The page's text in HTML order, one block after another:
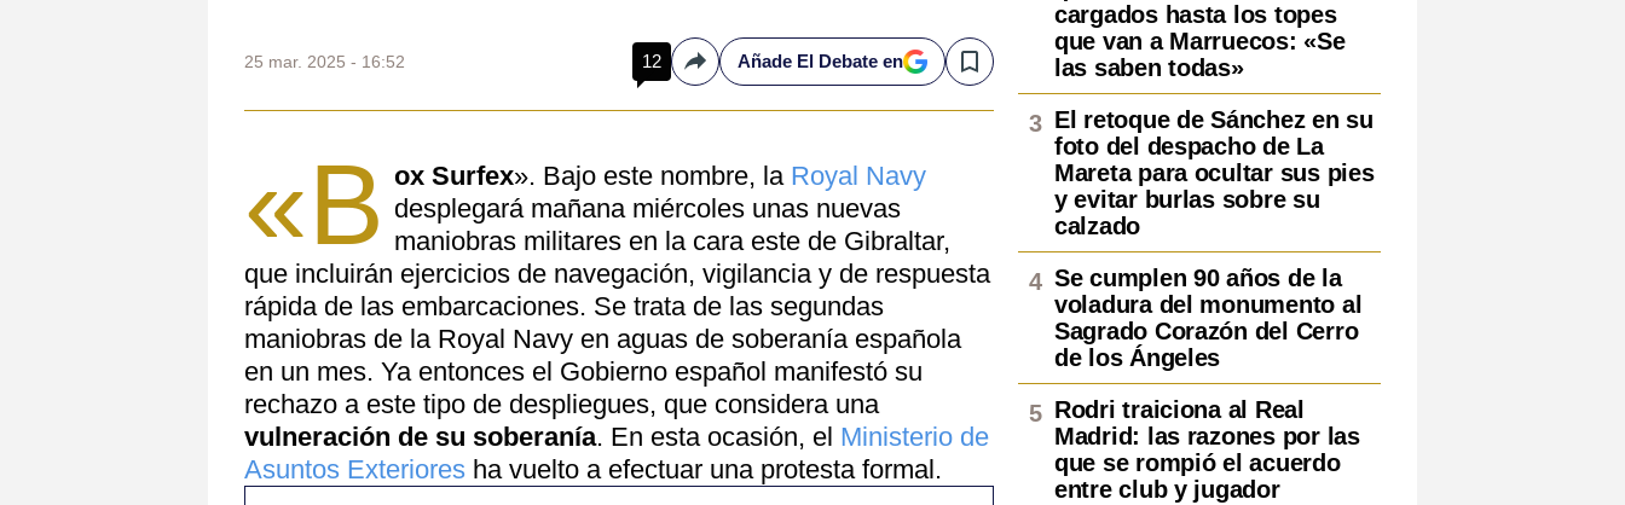
25 mar. 2025 - 16:52 12 CompartirAñade El Debate en Save
«B ox Surfex». Bajo este nombre, la Royal Navy
desplegará mañana miércoles unas nuevas
maniobras militares en la cara este de Gibraltar,
que incluirán ejercicios de navegación, vigilancia y de respuesta
rápida de las embarcaciones. Se trata de las segundas
maniobras de la Royal Navy en aguas de soberanía española
en un mes. Ya entonces el Gobierno español manifestó su
rechazo a este tipo de despliegues, que considera una
vulneración de su soberanía. En esta ocasión, el Ministerio de
Asuntos Exteriores ha vuelto a efectuar una protesta formal.
cargados hasta los topes
que van a Marruecos: «Se
las saben todas»
El retoque de Sánchez en su
foto del despacho de La
Mareta para ocultar sus pies
y evitar burlas sobre su
calzado
Se cumplen 90 años de la
voladura del monumento al
Sagrado Corazón del Cerro
de los Ángeles
Rodri traiciona al Real
Madrid: las razones por las
que se rompió el acuerdo
entre club y jugador